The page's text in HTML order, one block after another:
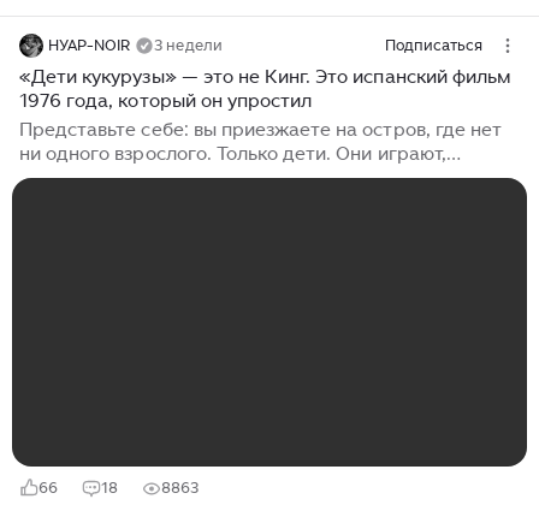
НУАР-NOIR 3 недели Подписаться
«Дети кукурузы» — это не Кинг. Это испанский фильм
1976 года, который он упростил
Представьте себе: вы приезжаете на остров, где нет
ни одного взрослого. Только дети. Они играют,
смеются, бегают по пустынным улицам. Вы думаете:
66 18 8863